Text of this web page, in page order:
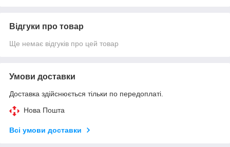
Відгуки про товар
Ще немає відгуків про цей товар
Умови доставки
Доставка здійснюється тільки по передоплаті.
Нова Пошта
Всі умови доставки